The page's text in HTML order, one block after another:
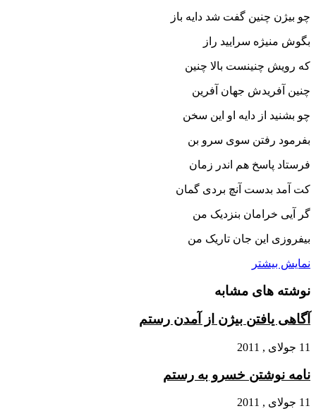
چو بیژن چنین گفت شد دایه باز
بگوش منیژه سرایید راز
که رویش چنینست بالا چنین
چنین آفریدش جهان آفرین‏
چو بشنید از دایه او این سخن
بفرمود رفتن سوى سرو بن‏
فرستاد پاسخ هم اندر زمان
کت آمد بدست آنچ بردى گمان‏
گر آیى خرامان بنزدیک من
بیفروزى این جان تاریک من‏
نمایش بیشتر
نوشته های مشابه
آگاهى یافتن بیژن از آمدن رستم
11 جولای , 2011
نامه نوشتن خسرو به رستم
11 جولای , 2011